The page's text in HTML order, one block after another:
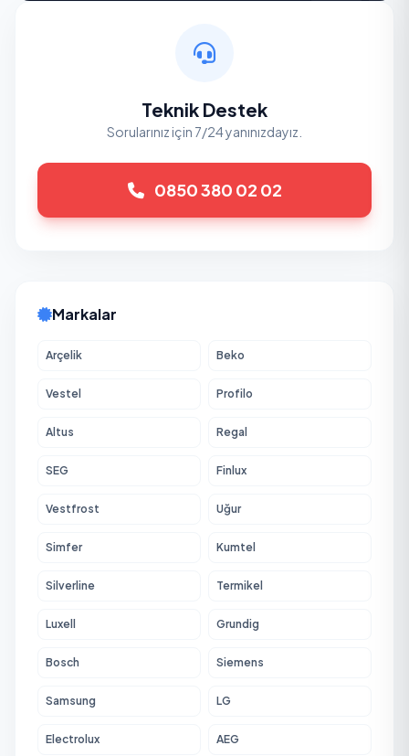
Teknik Destek
Sorularınız için 7/24 yanınızdayız.
0850 380 02 02
Markalar
Arçelik Beko
Vestel Profilo
Altus Regal
SEG Finlux
Vestfrost Uğur
Simfer Kumtel
Silverline Termikel
Luxell Grundig
Bosch Siemens
Samsung LG
Electrolux AEG